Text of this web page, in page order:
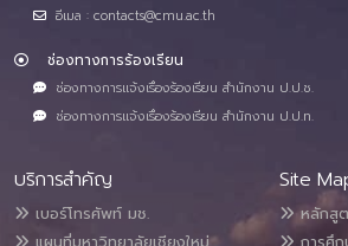
อีเมล : contacts@cmu.ac.th
ช่องทางการร้องเรียน
ช่องทางการแจ้งเรื่องร้องเรียน สำนักงาน ป.ป.ช.
ช่องทางการแจ้งเรื่องร้องเรียน สำนักงาน ป.ป.ท.
บริการสำคัญ
เบอร์โทรศัพท์ มช.
Site
หลักสู